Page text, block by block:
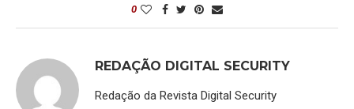
0
REDAÇÃO DIGITAL SECURITY
Redação da Revista Digital Security